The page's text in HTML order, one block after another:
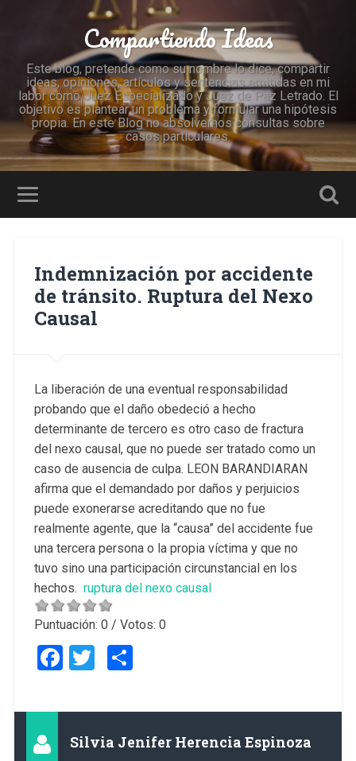
Compartiendo Ideas
Este blog, pretende como su nombre lo dice, compartir
ideas, opiniones, artículos y sentencias emitidas en mi
labor como Juez Especializado y Juez de Paz Letrado. El
objetivo es plantear un problema y formular una hipótesis
propia. En este Blog no absolvemos consultas sobre
casos particulares.
Indemnización por accidente
de tránsito. Ruptura del Nexo
Causal
La liberación de una eventual responsabilidad
probando que el daño obedeció a hecho
determinante de tercero es otro caso de fractura
del nexo causal, que no puede ser tratado como un
caso de ausencia de culpa. LEON BARANDIARAN
afirma que el demandado por daños y perjuicios
puede exonerarse acreditando que no fue
realmente agente, que la “causa” del accidente fue
una tercera persona o la propia víctima y que no
tuvo sino una participación circunstancial en los
hechos. ruptura del nexo causal
Puntuación: 0 / Votos: 0
Facebook
TwitterCompartir
Silvia Jenifer Herencia Espinoza